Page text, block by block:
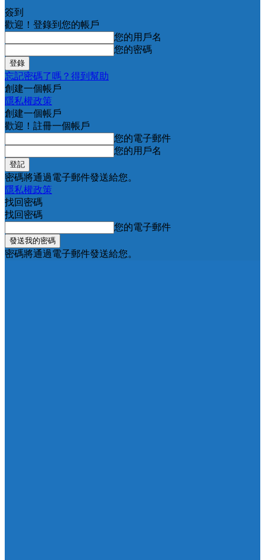
簽到
歡迎！登錄到您的帳戶
您的用戶名
您的密碼
忘記密碼了嗎？得到幫助
創建一個帳戶
隱私權政策
創建一個帳戶
歡迎！註冊一個帳戶
您的電子郵件
您的用戶名
密碼將通過電子郵件發送給您。
隱私權政策
找回密碼
找回密碼
您的電子郵件
密碼將通過電子郵件發送給您。